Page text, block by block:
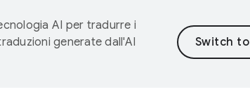
AI per tradurre i
generate dall'AI